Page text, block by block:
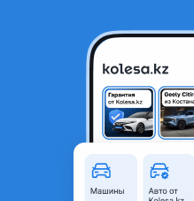
Раздатка АКПП механика МКПП